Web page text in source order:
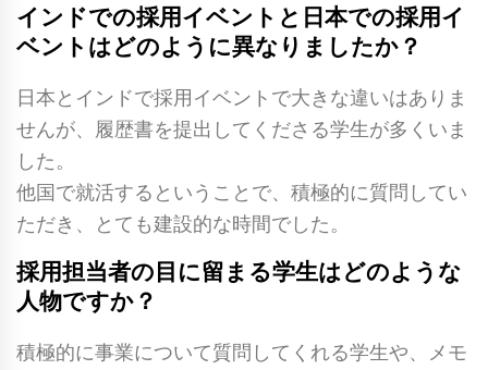
インドでの採用イベントと日本での採用イ
ベントはどのように異なりましたか？
日本とインドで採用イベントで大きな違いはありま
せんが、履歴書を提出してくださる学生が多くいま
した。
他国で就活するということで、積極的に質問してい
ただき、とても建設的な時間でした。
採用担当者の目に留まる学生はどのような
人物ですか？
積極的に事業について質問してくれる学生や、メモ